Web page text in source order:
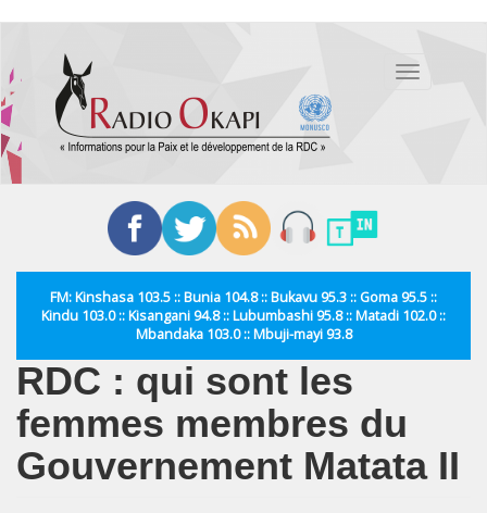
contenu
principal
Toggle
FM: Kinshasa 103.5 :: Bunia 104.8 :: Bukavu 95.3 :: Goma 95.5 ::
Kindu 103.0 :: Kisangani 94.8 :: Lubumbashi 95.8 :: Matadi 102.0 ::
Mbandaka 103.0 :: Mbuji-mayi 93.8
RDC : qui sont les
femmes membres du
Gouvernement Matata II